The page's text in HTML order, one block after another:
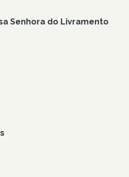
Senhora do Livramento